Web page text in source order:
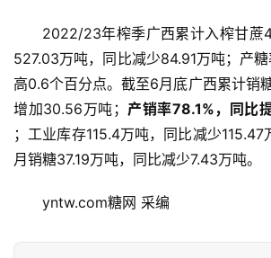
2022/23年榨季广西累计入榨甘蔗
527.03万吨，同比减少84.91万吨；产
高0.6个百分点。截至6月底广西累计销
增加30.56万吨； 产销率78.1%，同比
；工业库存115.4万吨，同比减少
月销糖37.19万吨，同比减少7.43万吨。
yntw.com糖网 采编